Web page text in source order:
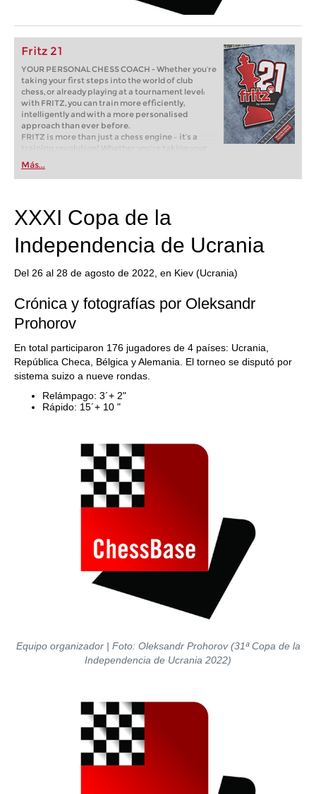
Fritz 21
YOUR PERSONAL CHESS COACH - Whether you’re
taking your first steps into the world of club
chess, or already playing at a tournament level:
with FRITZ, you can train more efficiently,
intelligently and with a more personalised
approach than ever before.
FRITZ is more than just a chess engine – it’s a
training revolution! Whether you’re taking your
first steps into the world of club chess, or already
playing at a tournament level: with FRITZ, you can
train more efficiently, intelligently and with a
Más...
XXXI Copa de la
Independencia de Ucrania
Del 26 al 28 de agosto de 2022, en Kiev (Ucrania)
Crónica y fotografías por Oleksandr
Prohorov
En total participaron 176 jugadores de 4 países: Ucrania,
República Checa, Bélgica y Alemania. El torneo se disputó por
sistema suizo a nueve rondas.
Relámpago: 3´+ 2"
Rápido: 15´+ 10 "
Equipo organizador | Foto: Oleksandr Prohorov (31ª Copa de la
Independencia de Ucrania 2022)